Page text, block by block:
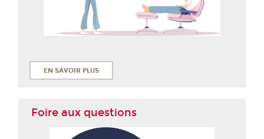
EN SAVOIR PLUS
Foire aux questions